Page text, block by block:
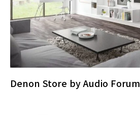
Denon Store by Audio Forum